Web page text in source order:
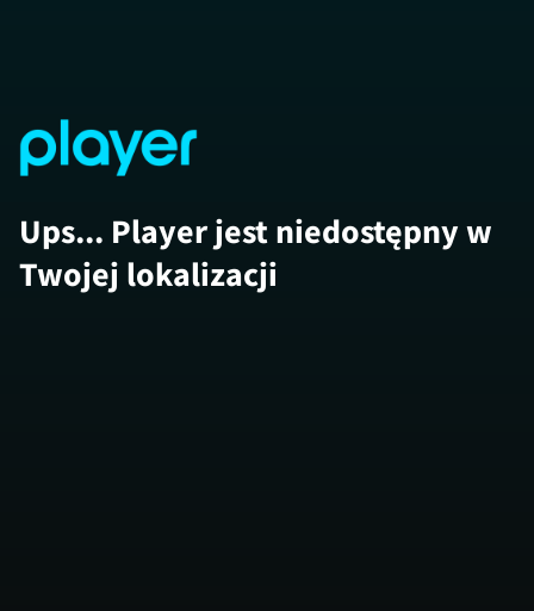
Ups... Player jest niedostępny w
Twojej lokalizacji